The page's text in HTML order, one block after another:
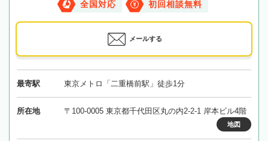
全国対応 初回相談無料
メールする
最寄駅 東京メトロ「二重橋前駅」徒歩1分
所在地 〒100-0005 東京都千代田区丸の内2-2-1 岸本ビル4階
地図